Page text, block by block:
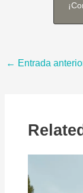
← Entrada